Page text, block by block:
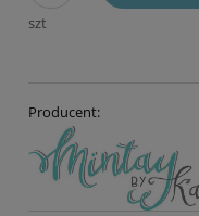
szt
Producent: